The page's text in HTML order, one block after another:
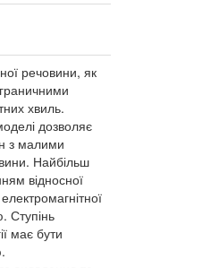
речовини, як
хвиль.
дозволяє
з малими
Найбільш
відносної
Ступінь
має бути